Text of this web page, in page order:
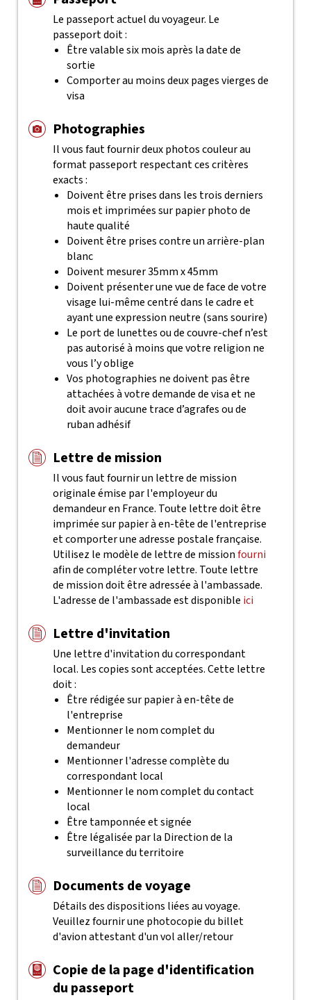
Le passeport actuel du voyageur. Le
passeport doit :
Être valable six mois après la date de
sortie
Comporter au moins deux pages vierges de
visa
Photographies
Il vous faut fournir deux photos couleur au
format passeport respectant ces critères
exacts :
Doivent être prises dans les trois derniers
mois et imprimées sur papier photo de
haute qualité
Doivent être prises contre un arrière-plan
blanc
Doivent mesurer 35mm x 45mm
Doivent présenter une vue de face de votre
visage lui-même centré dans le cadre et
ayant une expression neutre (sans sourire)
Le port de lunettes ou de couvre-chef n’est
pas autorisé à moins que votre religion ne
vous l’y oblige
Vos photographies ne doivent pas être
attachées à votre demande de visa et ne
doit avoir aucune trace d’agrafes ou de
ruban adhésif
Lettre de mission
Il vous faut fournir un lettre de mission
originale émise par l'employeur du
demandeur en France. Toute lettre doit être
imprimée sur papier à en-tête de l'entreprise
et comporter une adresse postale française.
Utilisez le modèle de lettre de missionfourni
afin de compléter votre lettre. Toute lettre
de mission doit être adressée à l'ambassade.
L'adresse de l'ambassade est disponible ici
Lettre d'invitation
Une lettre d'invitation du correspondant
local. Les copies sont acceptées. Cette lettre
doit :
Être rédigée sur papier à en-tête de
l'entreprise
Mentionner le nom complet du
demandeur
Mentionner l'adresse complète du
correspondant local
Mentionner le nom complet du contact
local
Être tamponnée et signée
Être légalisée par la Direction de la
surveillance du territoire
Documents de voyage
Détails des dispositions liées au voyage.
Veuillez fournir une photocopie du billet
d'avion attestant d'un vol aller/retour
Copie de la page d'identification
du passeport